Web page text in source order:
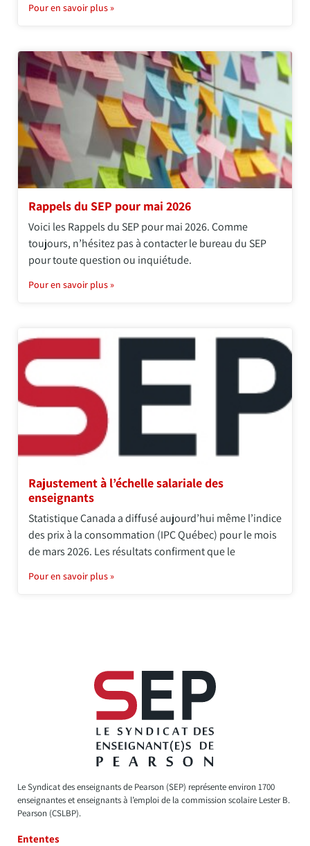
Pour en savoir plus »
Rappels du SEP pour mai 2026
Voici les Rappels du SEP pour mai 2026. Comme
toujours, n’hésitez pas à contacter le bureau du SEP
pour toute question ou inquiétude.
Pour en savoir plus »
Rajustement à l’échelle salariale des
enseignants
Statistique Canada a diffusé aujourd’hui même l’indice
des prix à la consommation (IPC Québec) pour le mois
de mars 2026. Les résultats confirment que le
Pour en savoir plus »
Le Syndicat des enseignants de Pearson (SEP) représente environ 1700
enseignantes et enseignants à l’emploi de la commission scolaire Lester B.
Pearson (CSLBP).
Ententes